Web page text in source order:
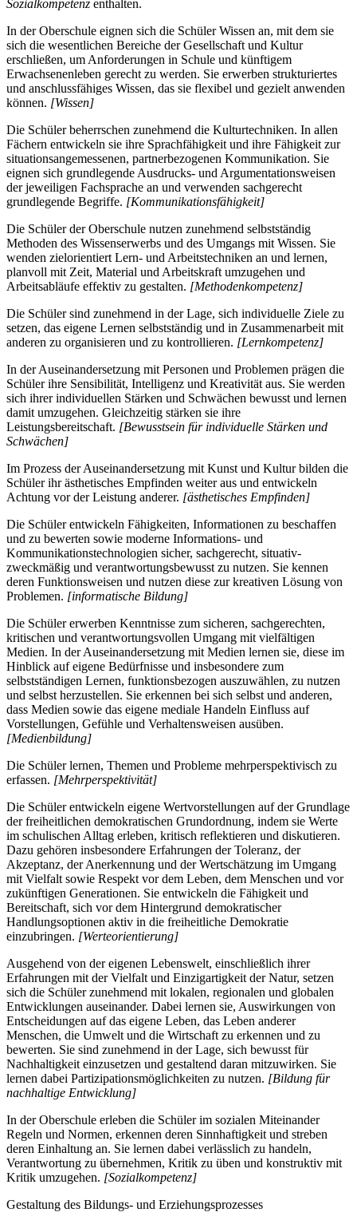
Sozialkompetenz enthalten.
In der Oberschule eignen sich die Schüler Wissen an, mit dem sie
sich die wesentlichen Bereiche der Gesellschaft und Kultur
erschließen, um Anforderungen in Schule und künftigem
Erwachsenenleben gerecht zu werden. Sie erwerben strukturiertes
und anschlussfähiges Wissen, das sie flexibel und gezielt anwenden
können. [Wissen]
Die Schüler beherrschen zunehmend die Kulturtechniken. In allen
Fächern entwickeln sie ihre Sprachfähigkeit und ihre Fähigkeit zur
situationsangemessenen, partnerbezogenen Kommunikation. Sie
eignen sich grundlegende Ausdrucks- und Argumentationsweisen
der jeweiligen Fachsprache an und verwenden sachgerecht
grundlegende Begriffe. [Kommunikationsfähigkeit]
Die Schüler der Oberschule nutzen zunehmend selbstständig
Methoden des Wissenserwerbs und des Umgangs mit Wissen. Sie
wenden zielorientiert Lern- und Arbeitstechniken an und lernen,
planvoll mit Zeit, Material und Arbeitskraft umzugehen und
Arbeitsabläufe effektiv zu gestalten. [Methodenkompetenz]
Die Schüler sind zunehmend in der Lage, sich individuelle Ziele zu
setzen, das eigene Lernen selbstständig und in Zusammenarbeit mit
anderen zu organisieren und zu kontrollieren. [Lernkompetenz]
In der Auseinandersetzung mit Personen und Problemen prägen die
Schüler ihre Sensibilität, Intelligenz und Kreativität aus. Sie werden
sich ihrer individuellen Stärken und Schwächen bewusst und lernen
damit umzugehen. Gleichzeitig stärken sie ihre
Leistungsbereitschaft. [Bewusstsein für individuelle Stärken und
Schwächen]
Im Prozess der Auseinandersetzung mit Kunst und Kultur bilden die
Schüler ihr ästhetisches Empfinden weiter aus und entwickeln
Achtung vor der Leistung anderer. [ästhetisches Empfinden]
Die Schüler entwickeln Fähigkeiten, Informationen zu beschaffen
und zu bewerten sowie moderne Informations- und
Kommunikationstechnologien sicher, sachgerecht, situativ-
zweckmäßig und verantwortungsbewusst zu nutzen. Sie kennen
deren Funktionsweisen und nutzen diese zur kreativen Lösung von
Problemen. [informatische Bildung]
Die Schüler erwerben Kenntnisse zum sicheren, sachgerechten,
kritischen und verantwortungsvollen Umgang mit vielfältigen
Medien. In der Auseinandersetzung mit Medien lernen sie, diese im
Hinblick auf eigene Bedürfnisse und insbesondere zum
selbstständigen Lernen, funktionsbezogen auszuwählen, zu nutzen
und selbst herzustellen. Sie erkennen bei sich selbst und anderen,
dass Medien sowie das eigene mediale Handeln Einfluss auf
Vorstellungen, Gefühle und Verhaltensweisen ausüben.
[Medienbildung]
Die Schüler lernen, Themen und Probleme mehrperspektivisch zu
erfassen. [Mehrperspektivität]
Die Schüler entwickeln eigene Wertvorstellungen auf der Grundlage
der freiheitlichen demokratischen Grundordnung, indem sie Werte
im schulischen Alltag erleben, kritisch reflektieren und diskutieren.
Dazu gehören insbesondere Erfahrungen der Toleranz, der
Akzeptanz, der Anerkennung und der Wertschätzung im Umgang
mit Vielfalt sowie Respekt vor dem Leben, dem Menschen und vor
zukünftigen Generationen. Sie entwickeln die Fähigkeit und
Bereitschaft, sich vor dem Hintergrund demokratischer
Handlungsoptionen aktiv in die freiheitliche Demokratie
einzubringen. [Werteorientierung]
Ausgehend von der eigenen Lebenswelt, einschließlich ihrer
Erfahrungen mit der Vielfalt und Einzigartigkeit der Natur, setzen
sich die Schüler zunehmend mit lokalen, regionalen und globalen
Entwicklungen auseinander. Dabei lernen sie, Auswirkungen von
Entscheidungen auf das eigene Leben, das Leben anderer
Menschen, die Umwelt und die Wirtschaft zu erkennen und zu
bewerten. Sie sind zunehmend in der Lage, sich bewusst für
Nachhaltigkeit einzusetzen und gestaltend daran mitzuwirken. Sie
lernen dabei Partizipationsmöglichkeiten zu nutzen. [Bildung für
nachhaltige Entwicklung]
In der Oberschule erleben die Schüler im sozialen Miteinander
Regeln und Normen, erkennen deren Sinnhaftigkeit und streben
deren Einhaltung an. Sie lernen dabei verlässlich zu handeln,
Verantwortung zu übernehmen, Kritik zu üben und konstruktiv mit
Kritik umzugehen. [Sozialkompetenz]
Gestaltung des Bildungs- und Erziehungsprozesses